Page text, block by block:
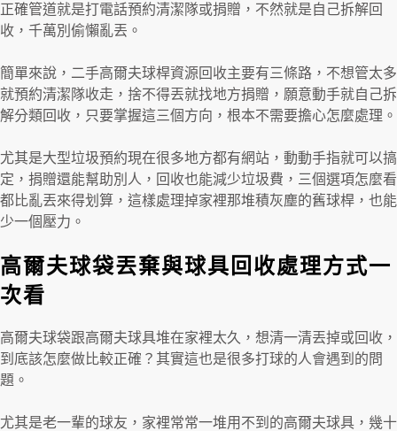
正確管道就是打電話預約清潔隊或捐贈，不然就是自己拆解回
收，千萬別偷懶亂丟。
簡單來說，二手高爾夫球桿資源回收主要有三條路，不想管太多
就預約清潔隊收走，捨不得丟就找地方捐贈，願意動手就自己拆
解分類回收，只要掌握這三個方向，根本不需要擔心怎麼處理。
尤其是大型垃圾預約現在很多地方都有網站，動動手指就可以搞
定，捐贈還能幫助別人，回收也能減少垃圾費，三個選項怎麼看
都比亂丟來得划算，這樣處理掉家裡那堆積灰塵的舊球桿，也能
少一個壓力。
高爾夫球袋丟棄與球具回收處理方式一
次看
高爾夫球袋跟高爾夫球具堆在家裡太久，想清一清丟掉或回收，
到底該怎麼做比較正確？其實這也是很多打球的人會遇到的問
題。
尤其是老一輩的球友，家裡常常一堆用不到的高爾夫球具，幾十